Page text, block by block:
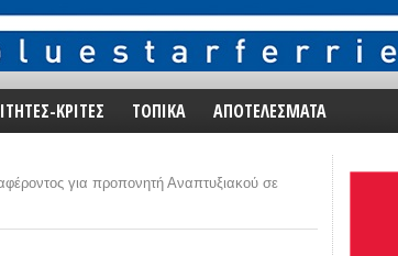
ΚΡΙΤΕΣ ΤΟΠΙΚΑ ΑΠΟΤΕΛΕΣΜΑΤΑ
για προπονητή Αναπτυξιακού σε